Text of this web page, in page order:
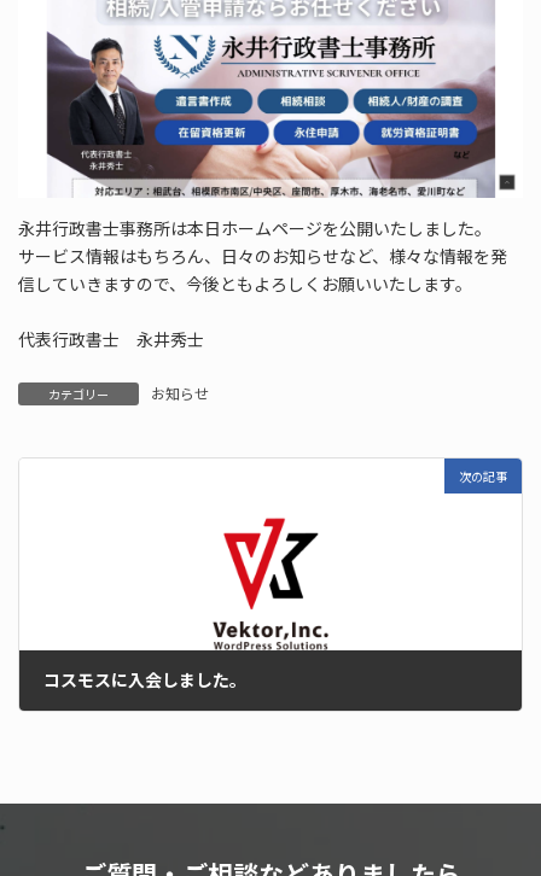
永井行政書士事務所は本日ホームページを公開いたしました。
サービス情報はもちろん、日々のお知らせなど、様々な情報を発
信していきますので、今後ともよろしくお願いいたします。
代表行政書士 永井秀士
カテゴリー お知らせ
次の記事
コスモスに入会しました。